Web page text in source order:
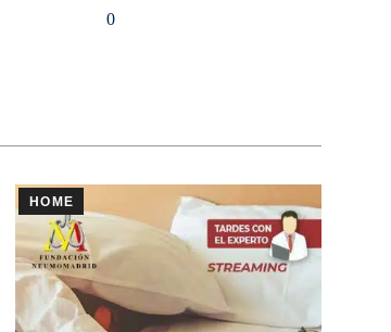
0
HOME